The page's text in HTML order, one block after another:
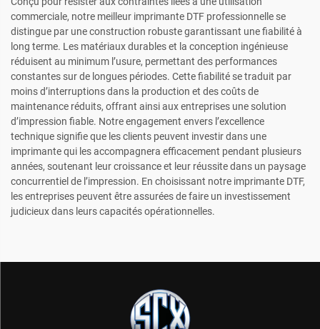
commerciale, notre meilleur imprimante DTF professionnelle se
distingue par une construction robuste garantissant une fiabilité à
long terme. Les matériaux durables et la conception ingénieuse
réduisent au minimum l’usure, permettant des performances
constantes sur de longues périodes. Cette fiabilité se traduit par
moins d’interruptions dans la production et des coûts de
maintenance réduits, offrant ainsi aux entreprises une solution
d’impression fiable. Notre engagement envers l’excellence
technique signifie que les clients peuvent investir dans une
imprimante qui les accompagnera efficacement pendant plusieurs
années, soutenant leur croissance et leur réussite dans un paysage
concurrentiel de l’impression. En choisissant notre imprimante DTF,
les entreprises peuvent être assurées de faire un investissement
judicieux dans leurs capacités opérationnelles.